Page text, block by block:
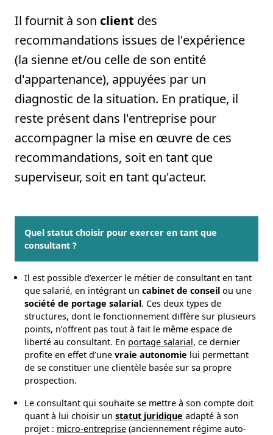
Il fournit à son client des
recommandations issues de l'expérience
(la sienne et/ou celle de son entité
d'appartenance), appuyées par un
diagnostic de la situation. En pratique, il
reste présent dans l'entreprise pour
accompagner la mise en œuvre de ces
recommandations, soit en tant que
superviseur, soit en tant qu'acteur.
Quel statut choisir pour exercer en tant que
consultant ?
Il est possible d’exercer le métier de consultant en tant
que salarié, en intégrant un cabinet de conseil ou une
société de portage salarial. Ces deux types de
structures, dont le fonctionnement diffère sur plusieurs
points, n’offrent pas tout à fait le même espace de
liberté au consultant. En portage salarial, ce dernier
profite en effet d’une vraie autonomie lui permettant
de se constituer une clientèle basée sur sa propre
prospection.
Le consultant qui souhaite se mettre à son compte doit
quant à lui choisir un statut juridique adapté à son
projet : micro-entreprise (anciennement régime auto-